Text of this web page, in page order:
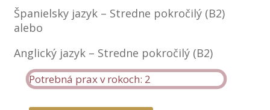
Španielsky jazyk – Stredne pokročilý (B2)
alebo
Anglický jazyk – Stredne pokročilý (B2)
Potrebná prax v rokoch: 2